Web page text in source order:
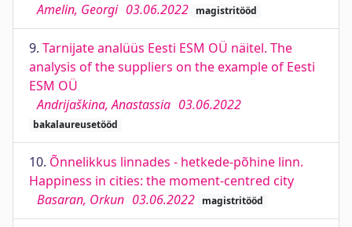
Amelin, Georgi 03.06.2022 magistritööd
9. Tarnijate analüüs Eesti ESM OÜ näitel. The
analysis of the suppliers on the example of Eesti
ESM OÜ
Andrijaškina, Anastassia 03.06.2022
bakalaureusetööd
10. Õnnelikkus linnades - hetkede-põhine linn.
Happiness in cities: the moment-centred city
Basaran, Orkun 03.06.2022 magistritööd